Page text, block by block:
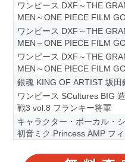
ワンピース DXF～THE
MEN～ONE PIECE FILM
SPECIAL ナムコ限定 モンキ
フィ
ワンピース DXF～THE
MEN～ONE PIECE FILM
SPECIAL ナムコ限定 ロロノ
ワンピース DXF～THE
MEN～ONE PIECE FILM
SPECIAL ナムコ限定 サンジ
銀魂 KING OF ARTIST 坂田
ワンピース SCultures BIG
戦3 vol.8 フランキー将軍
キャラクター・ボーカル・
初音ミク Princess AMP フィ